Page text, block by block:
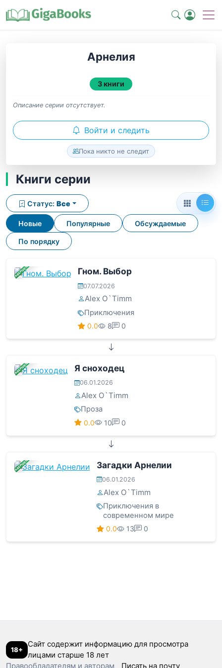
Арнелия
3 книги
Описание серии отсутствует.
Войти и следить
Пока никто не следит
Книги серии
Новые Популярные Обсуждаемые
По порядку
Статус: Все
ЗАВЕРШЕНА Гном. Выбор
07.07.2026
Alex O`Timm
Приключения
0.0 8 0
ЗАВЕРШЕНА Я сноходец
06.01.2026
Alex O`Timm
Проза
0.0 10 0
ЗАВЕРШЕНА Загадки Арнелии
06.01.2026
Alex O`Timm
Приключения в
современном мире
0.0 13 0
18+
Сайт содержит информацию для просмотра
лицами старше 18 лет
Правообладателям и авторам
Писать на почту